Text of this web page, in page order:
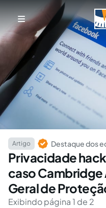
Artigo Destaque dos
Privacidade
caso Cambridge
Geral de
Exibindo página 1 de 2